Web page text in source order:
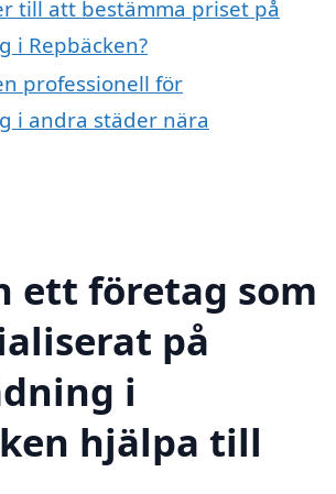
till att bestämma priset på
i Repbäcken?
professionell för
i andra städer nära
ett företag som
på
i
hjälpa till